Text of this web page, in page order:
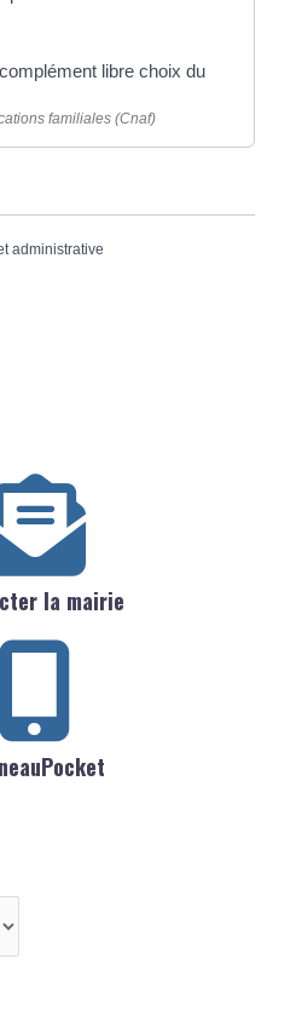
libre choix du
familiales (Cnaf)
administrative
la mairie